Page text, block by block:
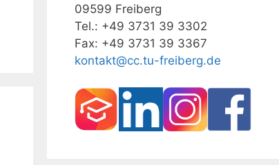
09599 Freiberg
Tel.: +49 3731 39 3302
Fax: +49 3731 39 3367
kontakt@cc.tu-freiberg.de